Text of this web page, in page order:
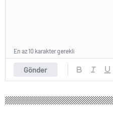
Gönder
En az 10 karakter gerekli